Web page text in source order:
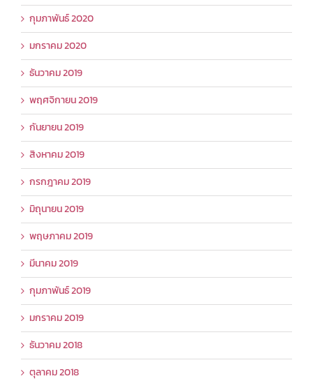
กุมภาพันธ์ 2020
มกราคม 2020
ธันวาคม 2019
พฤศจิกายน 2019
กันยายน 2019
สิงหาคม 2019
กรกฎาคม 2019
มิถุนายน 2019
พฤษภาคม 2019
มีนาคม 2019
กุมภาพันธ์ 2019
มกราคม 2019
ธันวาคม 2018
ตุลาคม 2018